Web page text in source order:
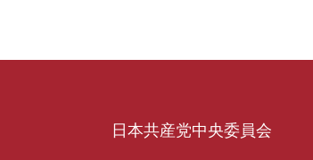
日本共産党中央委員会